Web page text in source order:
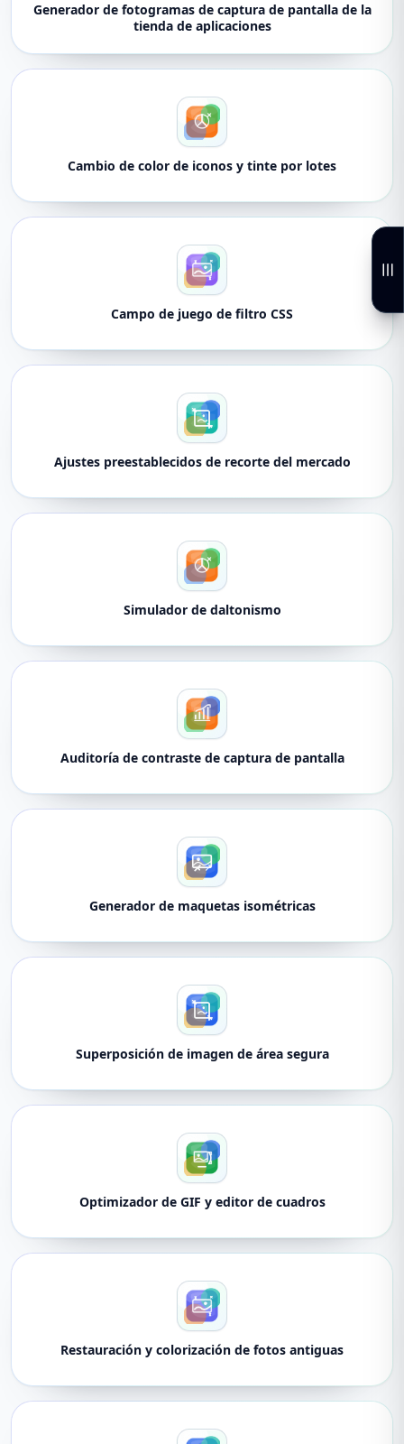
Generador de fotogramas de captura de pantalla de la
tienda de aplicaciones
Cambio de color de iconos y tinte por lotes
Campo de juego de filtro CSS
Ajustes preestablecidos de recorte del mercado
Simulador de daltonismo
Auditoría de contraste de captura de pantalla
Generador de maquetas isométricas
Superposición de imagen de área segura
Optimizador de GIF y editor de cuadros
Restauración y colorización de fotos antiguas